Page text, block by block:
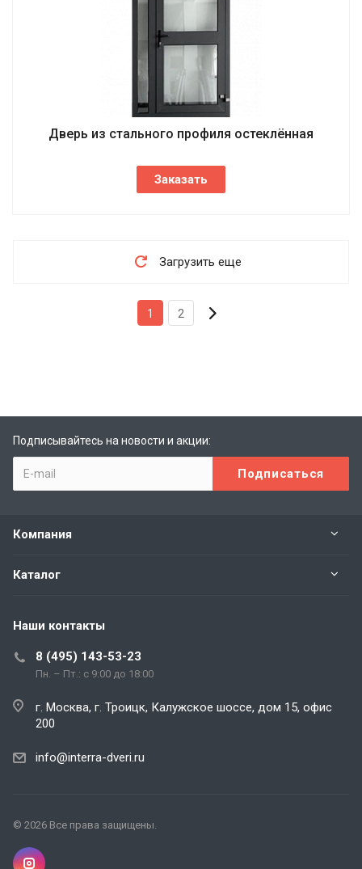
Дверь из стального профиля остеклённая
Заказать
Загрузить еще
1 2
Подписывайтесь на новости и акции:
Компания
Каталог
Наши контакты
8 (495) 143-53-23
Пн. – Пт.: с 9:00 до 18:00
г. Москва, г. Троицк, Калужское шоссе, дом 15, офис
200
info@interra-dveri.ru
© 2026 Все права защищены.